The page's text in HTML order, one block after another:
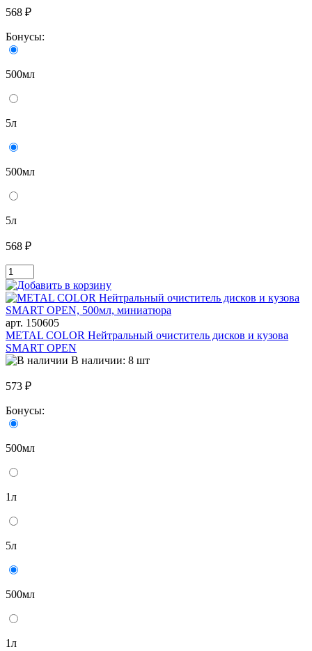
568 ₽
Бонусы:
500мл
5л
500мл
5л
568 ₽
арт. 150605
METAL COLOR Нейтральный очиститель дисков и кузова
SMART OPEN
В наличии: 8 шт
573 ₽
Бонусы:
500мл
1л
5л
500мл
1л